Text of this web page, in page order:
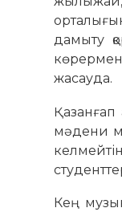
дамыту
жасауда.
мәдени
Кең